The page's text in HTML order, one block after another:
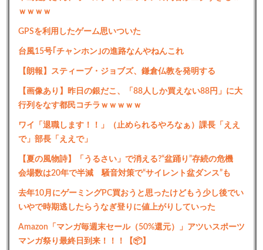
ｗｗｗｗ
GPSを利用したゲーム思いついた
台風15号｢チャンホン｣の進路なんやねんこれ
【朗報】スティーブ・ジョブズ、鎌倉仏教を発明する
【画像あり】昨日の銀だこ、「88人しか買えない88円」に大
行列をなす都民コチラｗｗｗｗｗ
ワイ「退職します！！」（止められるやろなぁ）課長「ええ
で」部長「ええで」
【夏の風物詩】「うるさい」で消える?“盆踊り”存続の危機
会場数は20年で半減 騒音対策で“サイレント盆ダンス”も
去年10月にゲーミングPC買おうと思ったけどもう少し後でい
いやで時期逃したらうなぎ登りに値上がりしていった
Amazon「マンガ毎週末セール（50%還元）」アツいスポーツ
マンガ祭り最終日到来！！！【📦】